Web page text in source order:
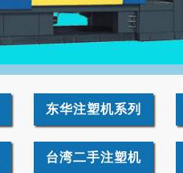
东华注塑机系列
台湾二手注塑机